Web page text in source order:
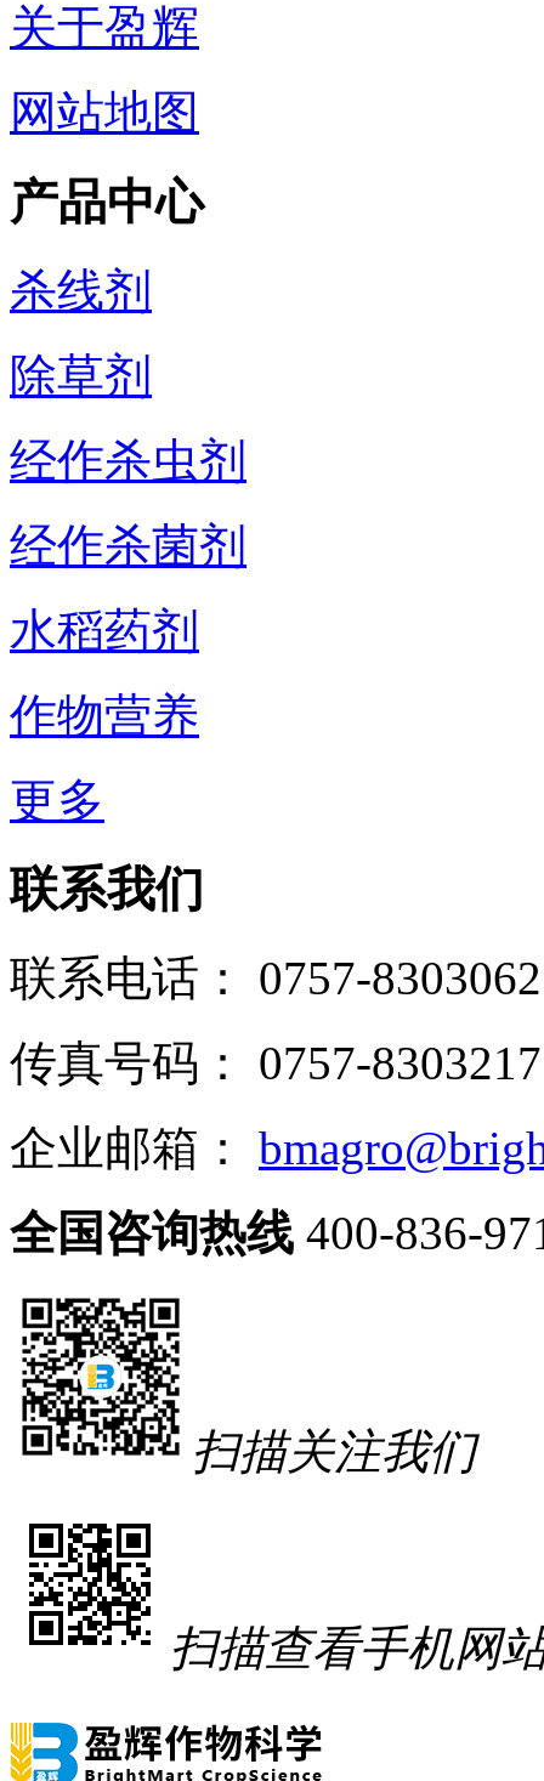
关于盈辉
网站地图
产品中心
杀线剂
除草剂
经作杀虫剂
经作杀菌剂
水稻药剂
作物营养
更多
联系我们
联系电话： 0757-
传真号码： 0757-
企业邮箱：
全国咨询热线 400-836-
扫描关注我们
扫描查看手机网